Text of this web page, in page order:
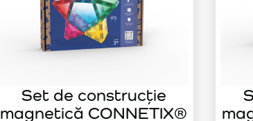
Set de construcție
magnetică CONNETIX®